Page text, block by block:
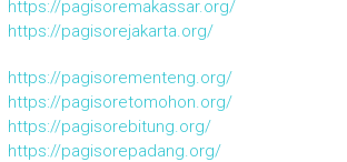
https://pagisoremakassar.org/
https://pagisorejakarta.org/
https://pagisorementeng.org/
https://pagisoretomohon.org/
https://pagisorebitung.org/
https://pagisorepadang.org/